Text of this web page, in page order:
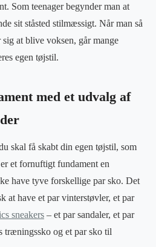
Som teenager begynder man at
sit ståsted stilmæssigt. Når man så
at blive voksen, går mange
egen tøjstil.
med et udvalg af
skal få skabt din egen tøjstil, som
et fornuftigt fundament en
have tyve forskellige par sko. Det
at have et par vinterstøvler, et par
sneakers – et par sandaler, et par
træningssko og et par sko til